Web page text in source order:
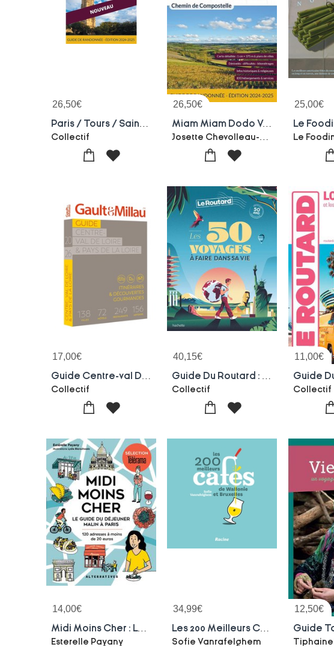
26,50€
Collectif
26,50€
Miam Miam Dodo Voie De Vezelay (vezelay A Saint-jean-pied-de-port) (edition 2024/2025)
25,00€
Le
17,00€
Collectif
40,15€
Collectif
11,00€
Collectif
14,00€
Midi Moins Cher : Le Guide Du Dejeuner Malin A Paris
Esterelle Payany
34,99€
Sofie Vanrafelghem
12,50€